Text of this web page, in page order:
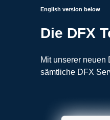
English version below
Die DFX
Mit unserer neuen
sämtliche DFX